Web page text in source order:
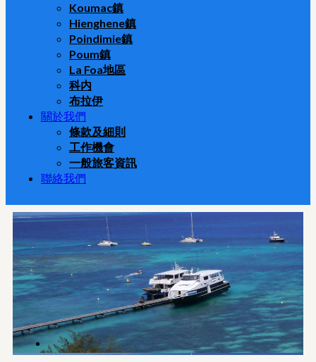
Koumac鎮
Hienghene鎮
Poindimie鎮
Poum鎮
La Foa地區
科内
布拉伊
關於我們
條款及細則
工作機會
一般旅客資訊
聯絡我們